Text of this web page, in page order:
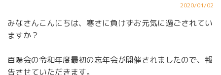
2020/01/02
みなさんこんにちは、寒さに負けずお元気に過ごされてい
ますか？
百陽会の令和年度最初の忘年会が開催されましたので、報
告させていただきます。